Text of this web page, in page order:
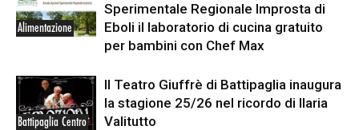
Alimentazione
Sperimentale Regionale Improsta di
Eboli il laboratorio di cucina gratuito
per bambini con Chef Max
Battipaglia Centro
Il Teatro Giuffrè di Battipaglia inaugura
la stagione 25/26 nel ricordo di Ilaria
Valitutto